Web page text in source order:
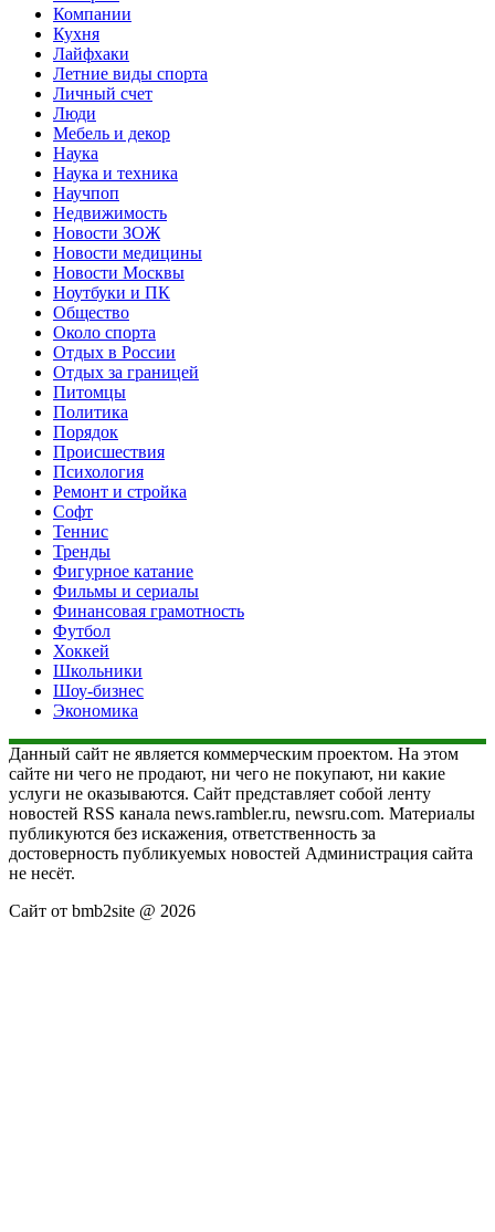
Компании
Кухня
Лайфхаки
Летние виды спорта
Личный счет
Люди
Мебель и декор
Наука
Наука и техника
Научпоп
Недвижимость
Новости ЗОЖ
Новости медицины
Новости Москвы
Ноутбуки и ПК
Общество
Около спорта
Отдых в России
Отдых за границей
Питомцы
Политика
Порядок
Происшествия
Психология
Ремонт и стройка
Софт
Теннис
Тренды
Фигурное катание
Фильмы и сериалы
Финансовая грамотность
Футбол
Хоккей
Школьники
Шоу-бизнес
Экономика
Данный сайт не является коммерческим проектом. На этом
сайте ни чего не продают, ни чего не покупают, ни какие
услуги не оказываются. Сайт представляет собой ленту
новостей RSS канала news.rambler.ru, newsru.com. Материалы
публикуются без искажения, ответственность за
достоверность публикуемых новостей Администрация сайта
не несёт.
Сайт от bmb2site @ 2026